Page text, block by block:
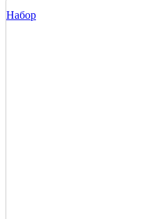
Набор